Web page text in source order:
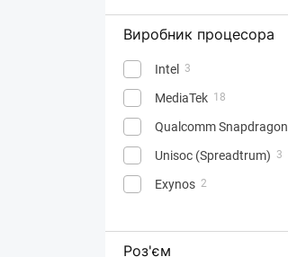
Виробник процесора
Intel 3
MediaTek 18
Qualcomm Snapdragon
Unisoc (Spreadtrum) 3
Exynos 2
Роз'єм